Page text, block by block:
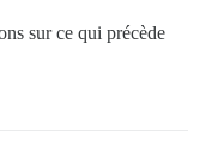
sur ce qui précède